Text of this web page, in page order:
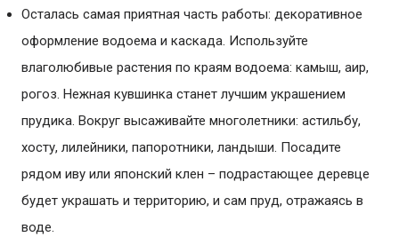
Осталась самая приятная часть работы: декоративное
оформление водоема и каскада. Используйте
влаголюбивые растения по краям водоема: камыш, аир,
рогоз. Нежная кувшинка станет лучшим украшением
прудика. Вокруг высаживайте многолетники: астильбу,
хосту, лилейники, папоротники, ландыши. Посадите
рядом иву или японский клен – подрастающее деревце
будет украшать и территорию, и сам пруд, отражаясь в
воде.